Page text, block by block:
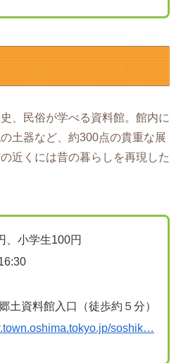
、民俗が学べる資料館。館内に
土器など、約300点の貴重な展
近くには昔の暮らしを再現した
、小学生100円
土資料館入口（徒歩約５分）
soshik…